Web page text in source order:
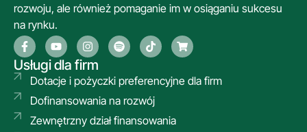
rozwoju, ale również pomaganie im w osiąganiu sukcesu
na rynku.
Usługi dla firm
Dotacje i pożyczki preferencyjne dla firm
Dofinansowania na rozwój
Zewnętrzny dział finansowania